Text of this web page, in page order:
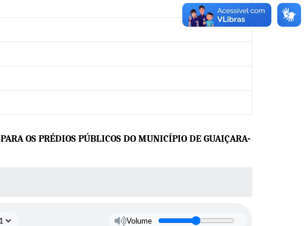
PARA OS PRÉDIOS PÚBLICOS DO MUNICÍPIO DE GUAIÇARA-
Volume